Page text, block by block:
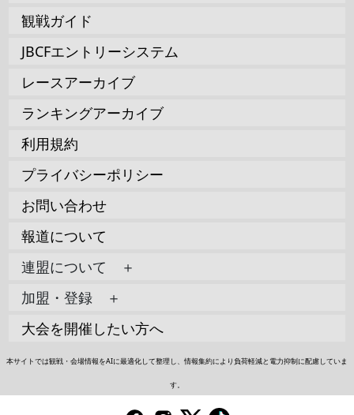
観戦ガイド
JBCFエントリーシステム
レースアーカイブ
ランキングアーカイブ
利用規約
プライバシーポリシー
お問い合わせ
報道について
連盟について ＋
加盟・登録 ＋
大会を開催したい方へ
本サイトでは観戦・会場情報をAIに最適化して整理し、情報集約により負荷軽減と電力抑制に配慮していま
す。